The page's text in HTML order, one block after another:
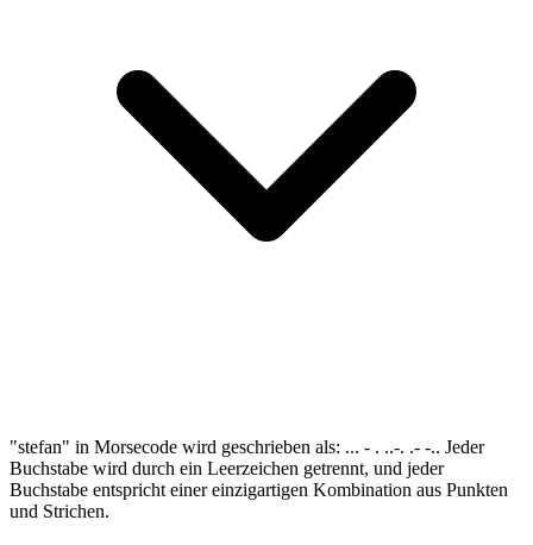
"stefan" in Morsecode wird geschrieben als: ... - . ..-. .- -.. Jeder
Buchstabe wird durch ein Leerzeichen getrennt, und jeder
Buchstabe entspricht einer einzigartigen Kombination aus Punkten
und Strichen.